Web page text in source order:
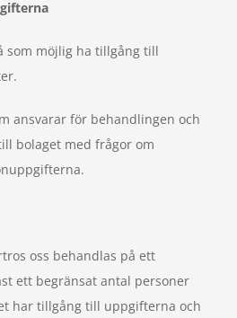
som möjlig ha tillgång till
ansvarar för behandlingen och
bolaget med frågor om
oss behandlas på ett
ett begränsat antal personer
har tillgång till uppgifterna och